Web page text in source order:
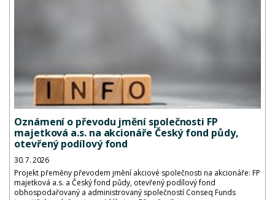
Oznámení o převodu jmění společnosti FP
majetková a.s. na akcionáře Český fond půdy,
otevřený podílový fond
30. 7. 2026
Projekt přeměny převodem jmění akciové společnosti na akcionáře: FP
majetková a.s. a Český fond půdy, otevřený podílový fond
obhospodařovaný a administrovaný společností Conseq Funds